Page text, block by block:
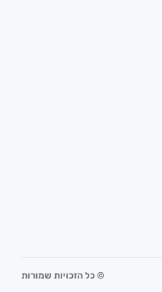
© כל הזכויות שמורות